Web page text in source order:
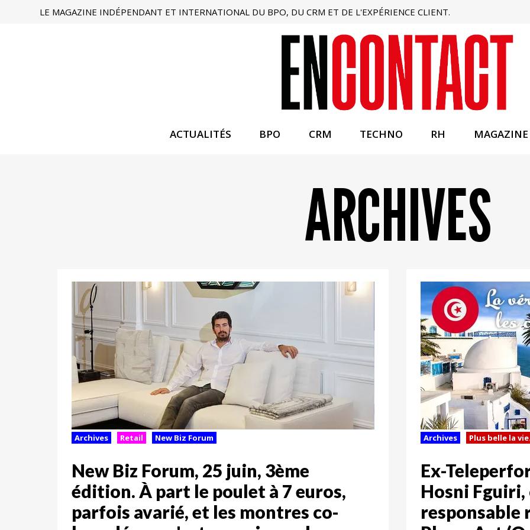
LE MAGAZINE INDÉPENDANT ET INTERNATIONAL DU BPO, DU CRM ET DE L'EXPÉRIENCE CLIENT.
ACTUALITÉS BPO CRM TECHNO RH MAGAZINE
ARCHIVES
Archives Retail New Biz Forum
New Biz Forum, 25 juin, 3ème
édition. À part le poulet à 7 euros,
parfois avarié, et les montres co-
Archives Plus belle la
Ex-
Hosni
responsable